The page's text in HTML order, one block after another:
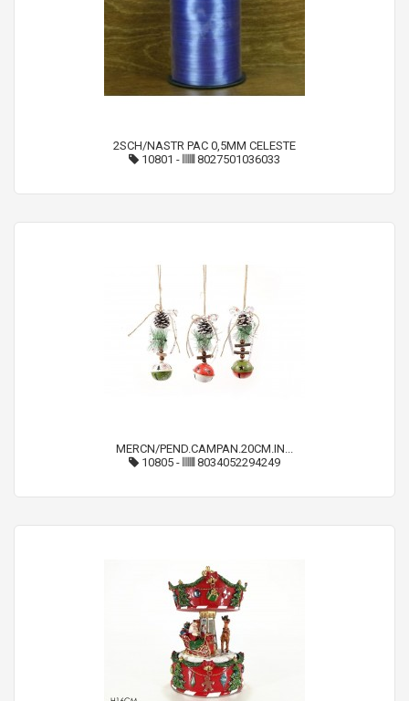
2SCH/NASTR PAC 0,5MM CELESTE
10801 - 8027501036033
MERCN/PEND.CAMPAN.20CM.IN...
10805 - 8034052294249